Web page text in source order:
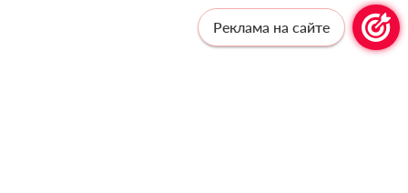
Реклама на сайте